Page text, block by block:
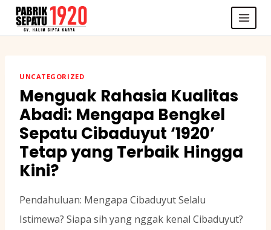
Skip
UNCATEGORIZED
Menguak Rahasia Kualitas
Abadi: Mengapa Bengkel
Sepatu Cibaduyut ‘1920’
Tetap yang Terbaik Hingga
Kini?
Pendahuluan: Mengapa Cibaduyut Selalu
Istimewa? Siapa sih yang nggak kenal Cibaduyut?